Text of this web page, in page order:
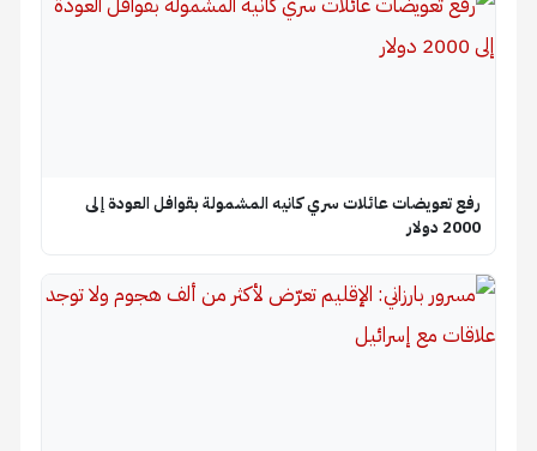
رفع تعويضات عائلات سري كانيه المشمولة بقوافل العودة إلى
2000 دولار